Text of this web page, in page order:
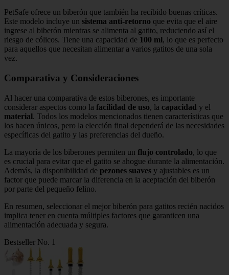
PetSafe ofrece un biberón que también ha recibido buenas críticas.
Este modelo incluye un sistema anti-retorno que evita que el aire
ingrese al biberón mientras se alimenta al gatito, reduciendo así el
riesgo de cólicos. Tiene una capacidad de 100 ml, lo que es perfecto
para aquellos que necesitan alimentar a varios gatitos de una sola
vez.
Comparativa y Consideraciones
Al hacer una comparativa de estos biberones, es importante
considerar aspectos como la facilidad de uso, la capacidad y el
material. Todos los modelos mencionados tienen características que
los hacen únicos, pero la elección final dependerá de las necesidades
específicas del gatito y las preferencias del dueño.
La mayoría de los biberones permiten un flujo controlado, lo que
es crucial para evitar que el gatito se ahogue durante la alimentación.
Además, la disponibilidad de pezones suaves y ajustables es un
factor que puede marcar la diferencia en la aceptación del biberón
por parte del pequeño felino.
En resumen, seleccionar el mejor biberón para gatitos recién nacidos
implica tener en cuenta múltiples factores que garanticen una
alimentación adecuada y segura.
Bestseller No. 1